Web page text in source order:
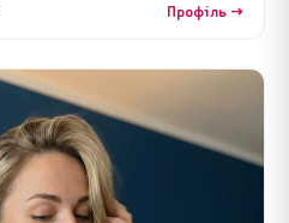
Профіль →